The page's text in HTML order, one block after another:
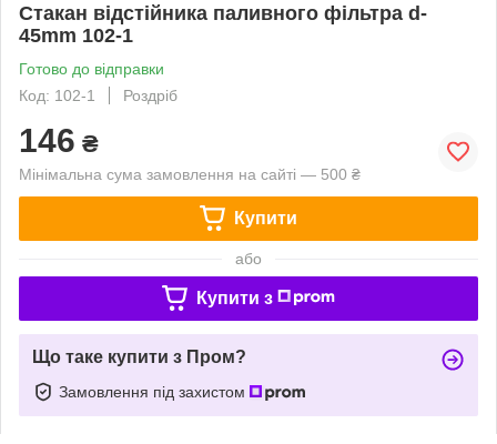
Стакан відстійника паливного фільтра d-
45mm 102-1
Готово до відправки
Код: 102-1
Роздріб
146 ₴
Мінімальна сума замовлення на сайті — 500 ₴
Купити
або
Купити з
Що таке купити з Пром?
Замовлення під захистом